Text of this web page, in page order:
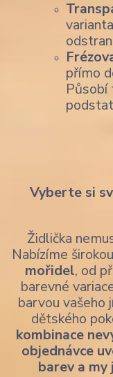
přímo
Působí
Vyberte si
Židlička
Nabízíme
mořidel, od
barevné
barvou vašeho
dětského
kombinace
objednávce
barev a